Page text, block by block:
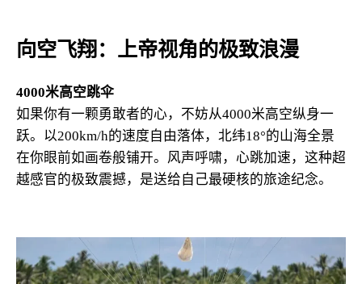
向空飞翔：上帝视角的极致浪漫
4000米高空跳伞
如果你有一颗勇敢者的心，不妨从4000米高空纵身一
跃。以200km/h的速度自由落体，北纬18°的山海全景
在你眼前如画卷般铺开。风声呼啸，心跳加速，这种超
越感官的极致震撼，是送给自己最硬核的旅途纪念。